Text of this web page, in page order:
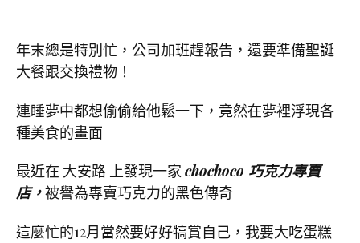
年末總是特別忙，公司加班趕報告，還要準備聖誕
大餐跟交換禮物！
連睡夢中都想偷偷給他鬆一下，竟然在夢裡浮現各
種美食的畫面
最近在 大安路 上發現一家 chochoco 巧克力專賣
店，被譽為專賣巧克力的黑色傳奇
這麼忙的12月當然要好好犒賞自己，我要大吃蛋糕